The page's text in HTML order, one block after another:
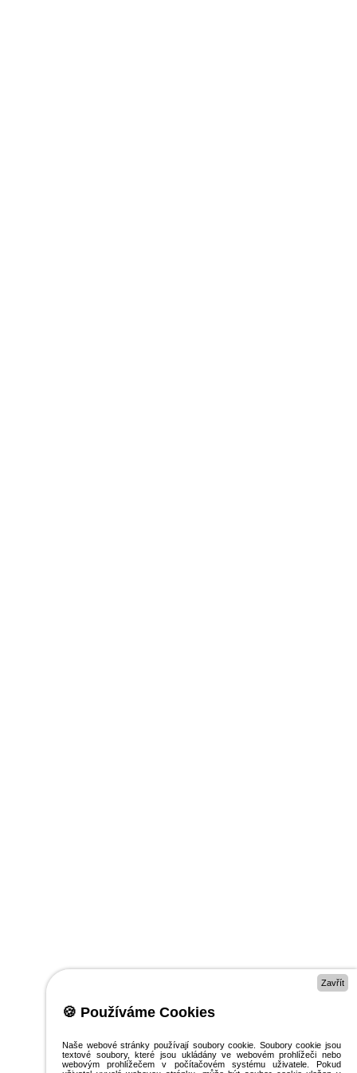
Zavřít
🍪 Používáme Cookies
Naše webové stránky používají soubory cookie. Soubory cookie jsou
textové soubory, které jsou ukládány ve webovém prohlížeči nebo
webovým prohlížečem v počítačovém systému uživatele. Pokud